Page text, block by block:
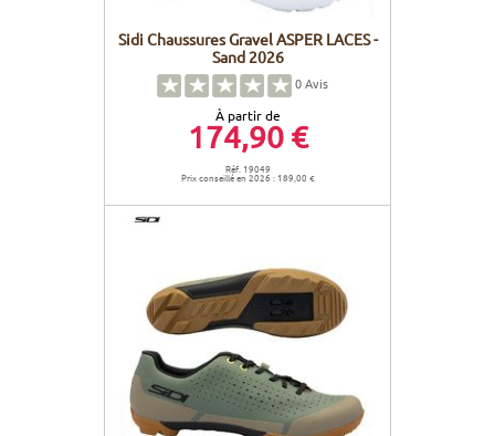
Sidi Chaussures Gravel ASPER LACES -
Sand 2026
0Avis
À partir de
174,90 €
Réf. 19049
Prix conseillé en 2026 : 189,00 €